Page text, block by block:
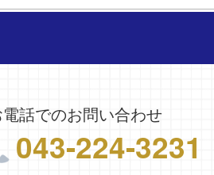
話でのお問い合わせ
043-224-3231